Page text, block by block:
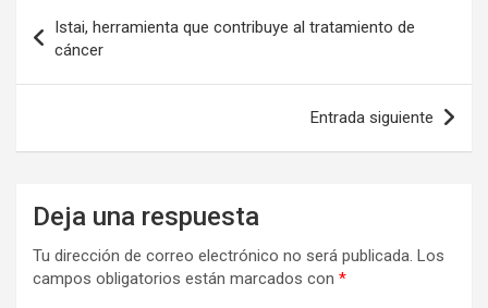
de
entradas
Istai, herramienta que contribuye al tratamiento de
cáncer
Entrada siguiente
Deja una respuesta
Tu dirección de correo electrónico no será publicada. Los
campos obligatorios están marcados con *